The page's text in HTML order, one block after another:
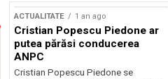
ACTUALITATE 1 an ago
Cristian Popescu Piedone ar
putea părăsi conducerea
ANPC
Cristian Popescu Piedone se